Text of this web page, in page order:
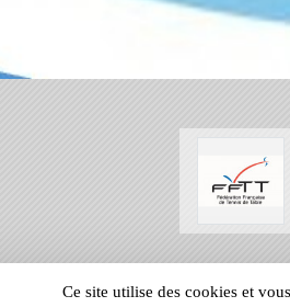
REGIONSCe site utilise des cookies et